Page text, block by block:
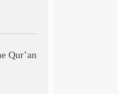
Qur’an: